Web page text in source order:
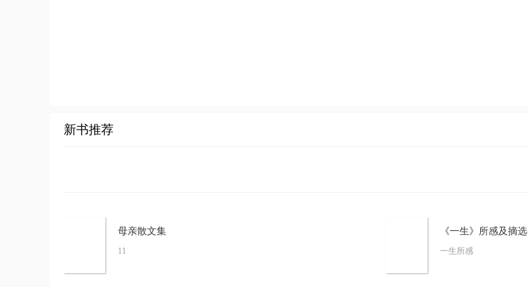
经典故事
历史军事
都市言情
新书推荐
母亲散文集
11
《一生》所感及摘选
一生所感